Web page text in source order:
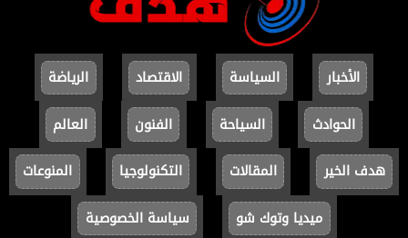
الأخبار السياسة الاقتصاد
الرياضة
الحوادث
السياحة الفنون
العالم
هدف الخير
المقالات التكنولوجيا
المنوعات
ميديا وتوك شو
سياسة الخصوصية